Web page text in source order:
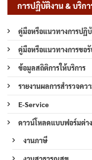
การปฏิบัติงาน & บริกา
คู่มือหรือแนวทางการปฏิ
คู่มือหรือแนวทางการขอ
ข้อมูลสถิติการให้บริการ
รายงานผลการสำรวจคว
E-Service
ดาวน์โหลดแบบฟอร์มต่า
งานภาษี